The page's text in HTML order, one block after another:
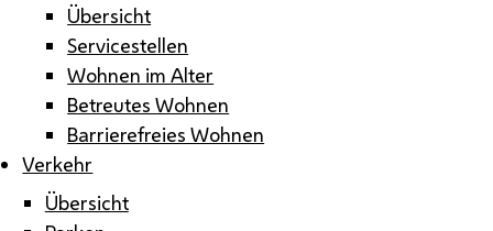
Übersicht
Servicestellen
Wohnen im Alter
Betreutes Wohnen
Barrierefreies Wohnen
Verkehr
Übersicht